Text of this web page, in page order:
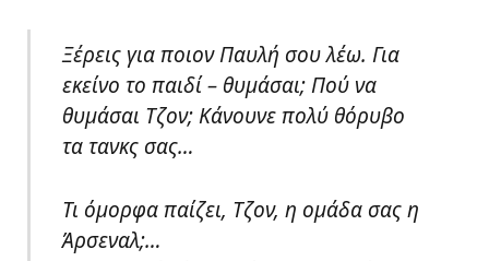
Ξέρεις για ποιον Παυλή σου λέω. Για
εκείνο το παιδί – θυμάσαι; Πού να
θυμάσαι Τζον; Κάνουνε πολύ θόρυβο
τα τανκς σας…
Τι όμορφα παίζει, Τζον, η ομάδα σας η
Άρσεναλ;…